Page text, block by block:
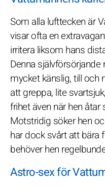
Som alla lufttecken är
visar ofta en
irritera liksom hans
Denna självförsörjande
mycket känslig, till och
att greppa, lite
frihet även när hen åtar
Motstridig söker hen
har dock svårt att bära
behöver hen
Astro-sex för